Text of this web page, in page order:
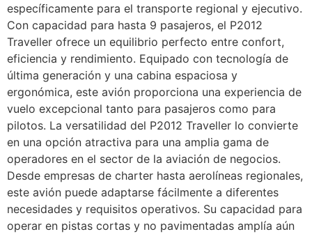
específicamente para el transporte regional y ejecutivo.
Con capacidad para hasta 9 pasajeros, el P2012
Traveller ofrece un equilibrio perfecto entre confort,
eficiencia y rendimiento. Equipado con tecnología de
última generación y una cabina espaciosa y
ergonómica, este avión proporciona una experiencia de
vuelo excepcional tanto para pasajeros como para
pilotos. La versatilidad del P2012 Traveller lo convierte
en una opción atractiva para una amplia gama de
operadores en el sector de la aviación de negocios.
Desde empresas de charter hasta aerolíneas regionales,
este avión puede adaptarse fácilmente a diferentes
necesidades y requisitos operativos. Su capacidad para
operar en pistas cortas y no pavimentadas amplía aún